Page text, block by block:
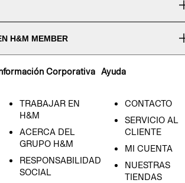
H&M MEMBER
Corporativa
TRABAJAR EN
H&M
ACERCA DEL
GRUPO H&M
RESPONSABILIDAD
SOCIAL
Ayuda
CONTACTO
SERVICIO AL
CLIENTE
MI CUENTA
NUESTRAS
TIENDAS